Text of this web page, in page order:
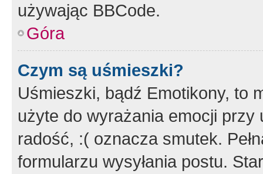
używając BBCode.
Góra
Czym są uśmieszki?
Uśmieszki, bądź Emotikony, to
użyte do wyrażania emocji
radość, :( oznacza smutek.
formularzu wysyłania postu.